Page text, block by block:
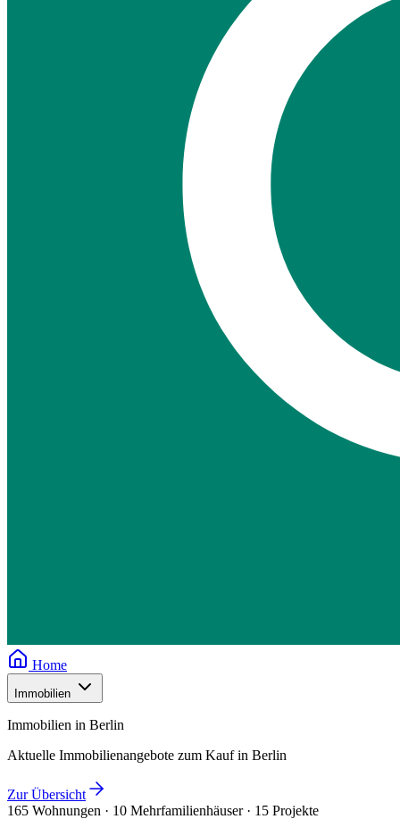
Home
Immobilien
Immobilien in Berlin
Aktuelle Immobilienangebote zum Kauf in Berlin
Zur Übersicht
165 Wohnungen · 10 Mehrfamilienhäuser · 15 Projekte